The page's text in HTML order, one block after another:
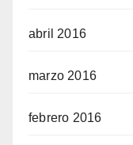
abril 2016
marzo 2016
febrero 2016